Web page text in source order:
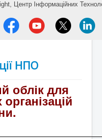
Центр Інформаційних
НПО
облік для
.